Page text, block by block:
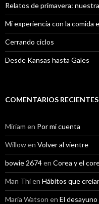
Relatos de primavera:
Mi experiencia con la comida
Cerrando ciclos
Desde Kansas hasta Gales
COMENTARIOS RECIENTES
Miriam en Por mi cuenta
Willowen Volver al vientre
bowie 2674en Corea y el
Man Thien Hábitos que
Maria Watson en El